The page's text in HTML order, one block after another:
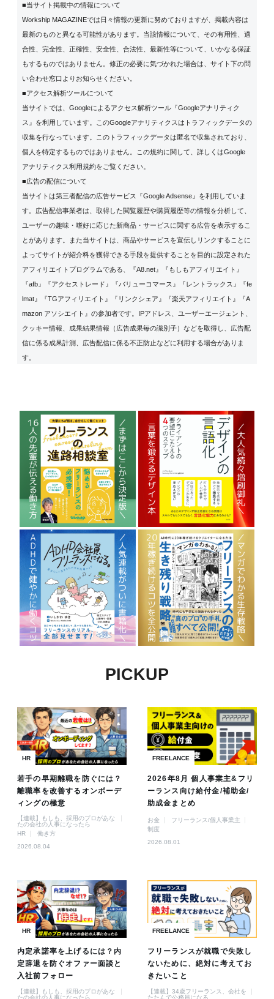
■当サイト掲載中の情報について
Workship MAGAZINEでは日々情報の更新に努めておりますが、掲載内容は
最新のものと異なる可能性があります。当該情報について、その有用性、適
合性、完全性、正確性、安全性、合法性、最新性等について、いかなる保証
もするものではありません。修正の必要に気づかれた場合は、サイト下の問
い合わせ窓口よりお知らせください。
■アクセス解析ツールについて
当サイトでは、Googleによるアクセス解析ツール『Googleアナリティク
ス』を利用しています。このGoogleアナリティクスはトラフィックデータの
収集を行なっています。このトラフィックデータは匿名で収集されており、
個人を特定するものではありません。この規約に関して、詳しくはGoogle
アナリティクス利用規約をご覧ください。
■広告の配信について
当サイトは第三者配信の広告サービス『Google Adsense』を利用していま
す。広告配信事業者は、取得した閲覧履歴や購買履歴等の情報を分析して、
ユーザーの趣味・嗜好に応じた新商品・サービスに関する広告を表示するこ
とがあります。また当サイトは、商品やサービスを宣伝しリンクすることに
よってサイトが紹介料を獲得できる手段を提供することを目的に設定された
アフィリエイトプログラムである、『A8.net』『もしもアフィリエイト』
『afb』『アクセストレード』『バリューコマース』『レントラックス』『fe
lmat』『TGアフィリエイト』『リンクシェア』『楽天アフィリエイト』『A
mazon アソシエイト』の参加者です。IPアドレス、ユーザーエージェント、
クッキー情報、成果結果情報（広告成果毎の識別子）などを取得し、広告配
信に係る成果計測、広告配信に係る不正防止などに利用する場合がありま
す。
PICKUP
HR
若手の早期離職を防ぐには？
離職率を改善するオンボーデ
ィングの極意
【連載】もしも、採用のプロがあな
たの会社の人事になったら
HR
働き方
2026.08.04
FREELANCE
2026年8月 個人事業主&フリ
ーランス向け給付金/補助金/
助成金まとめ
お金
フリーランス/個人事業主
制度
2026.08.01
HR
内定承諾率を上げるには？内
定辞退を防ぐオファー面談と
入社前フォロー
【連載】もしも、採用のプロがあな
たの会社の人事になったら
FREELANCE
フリーランスが就職で失敗し
ないために、絶対に考えてお
きたいこと
【連載】34歳フリーランス、会社を
たたんで公務員になる